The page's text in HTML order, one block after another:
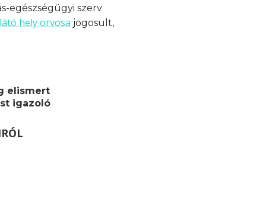
egészségügyi szerv
hely orvosa jogosult,
elismert
igazoló